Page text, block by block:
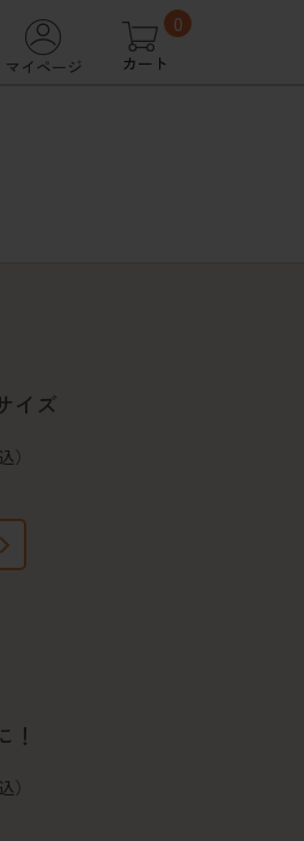
マイページ カート
0
イズ
）
！
）